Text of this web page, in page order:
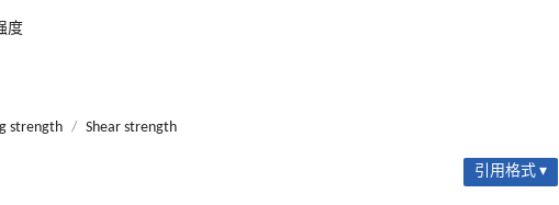
度
strength / Shear strength
引用格式 ▾